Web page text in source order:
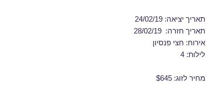
תאריך יציאה: 24/02/19
תאריך חזרה: 28/02/19
אירוח: חצי פנסיון
לילות: 4
מחיר לזוג: $645